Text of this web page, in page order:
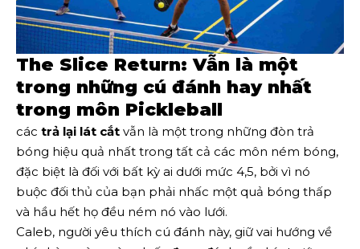
The Slice Return: Vẫn là một
trong những cú đánh hay nhất
trong môn Pickleball
các trả lại lát cắt vẫn là một trong những đòn trả
bóng hiệu quả nhất trong tất cả các môn ném bóng,
đặc biệt là đối với bất kỳ ai dưới mức 4,5, bởi vì nó
buộc đối thủ của bạn phải nhấc một quả bóng thấp
và hầu hết họ đều ném nó vào lưới.
Caleb, người yêu thích cú đánh này, giữ vai hướng về